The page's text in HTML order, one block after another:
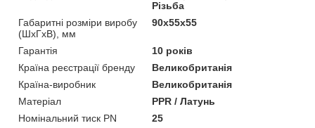
Різьба
Габаритні розміри виробу
(ШхГхВ), мм
90х55х55
Гарантія
10 років
Країна реєстрації бренду
Великобританія
Країна-виробник
Великобританія
Матеріал
PPR / Латунь
Номінальний тиск PN
25